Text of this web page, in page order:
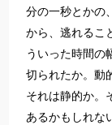
分の一秒とかの
から、逃れるこ
ういった時間の
切られたか。動
それは静的か。
あるかもしれな